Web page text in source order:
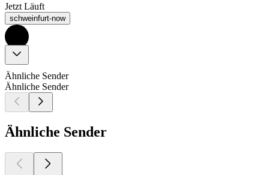
Jetzt Läuft
schweinfurt-now
Ähnliche Sender
Ähnliche Sender
Ähnliche Sender